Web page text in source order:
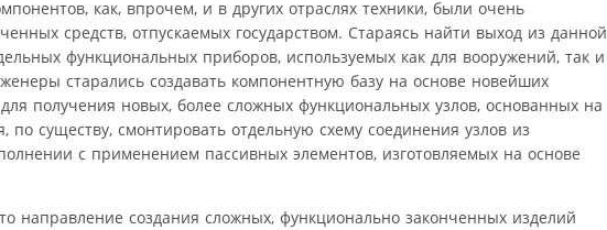
как, впрочем, и в других отраслях техники, были очень
средств, отпускаемых государством. Стараясь найти выход из данной
функциональных приборов, используемых как для вооружений, так и
старались создавать компонентную базу на основе новейших
получения новых, более сложных функциональных узлов, основанных на
существу, смонтировать отдельную схему соединения узлов из
с применением пассивных элементов, изготовляемых на основе
направление создания сложных, функционально законченных изделий